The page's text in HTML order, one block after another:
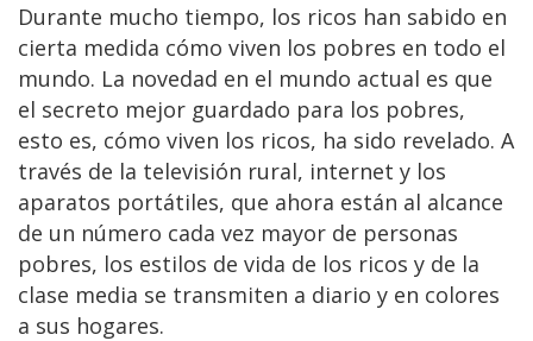
Durante mucho tiempo, los ricos han sabido en
cierta medida cómo viven los pobres en todo el
mundo. La novedad en el mundo actual es que
el secreto mejor guardado para los pobres,
esto es, cómo viven los ricos, ha sido revelado. A
través de la televisión rural, internet y los
aparatos portátiles, que ahora están al alcance
de un número cada vez mayor de personas
pobres, los estilos de vida de los ricos y de la
clase media se transmiten a diario y en colores
a sus hogares.